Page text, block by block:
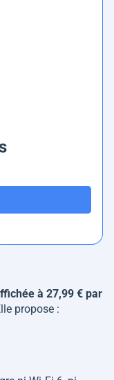
à 27,99 € par
propose :